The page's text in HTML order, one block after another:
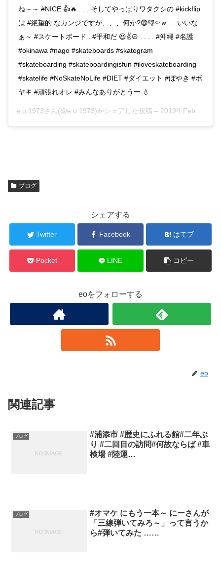
ね～～ #NICE 👍🔥 . . . そしてやっぱりワタクシの #kickflip
は #絶望的 なカンジですが、、、何か?😨👎⚰️ｗ . . いいな
ぁ～ #スケートボード . #平和だ 😃✌️☮️ . . . . #沖縄 #名護
#okinawa #nago #skateboards #skategram
#skateboarding #skateboardingisfun #iloveskateboarding
#skatelife #NoSkateNoLife #DIET #ダイエット #ぼやき #ボ
ヤキ #頑張れオレ #みんなありがとうー 💧
e.o.1973さん(@e.o.1973)がシェアした投稿 – 2019年Feb月3日am5時16分PST
ブログ
シェアする
Twitter Facebook はてブ
Pocket LINE コピー
eoをフォローする
eo
関連記事
ブログ
#浦添市 #歴史にふれる館#二年ぶ
り #二回目の訪問#何故ならば #車
検場 #陸運…
ブログ
#オマケ にもう一本～ にーさんが
「三線弾いてみろ～」って言うか
ら#弾いてみた ……